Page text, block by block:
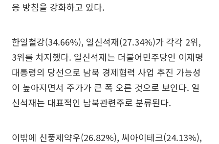
응 방침을 강화하고 있다.
한일철강(34.66%), 일신석재(27.34%)가 각각 2위,
3위를 차지했다. 일신석재는 더불어민주당인 이재명
대통령의 당선으로 남북 경제협력 사업 추진 가능성
이 높아지면서 주가가 큰 폭 오른 것으로 보인다. 일
신석재는 대표적인 남북관련주로 분류된다.
이밖에 신풍제약우(26.82%), 씨아이테크(24.13%),